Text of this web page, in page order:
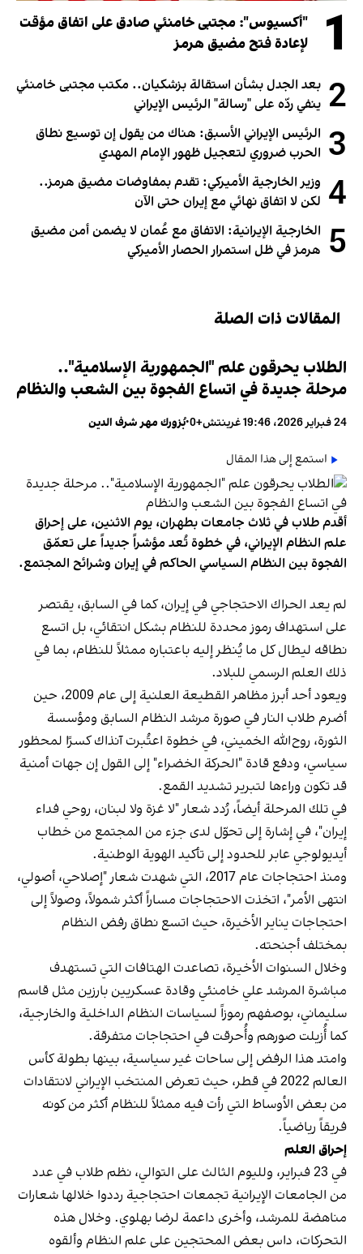
1
"أكسيوس": مجتبى خامنئي صادق على اتفاق مؤقت
لإعادة فتح مضيق هرمز
2 بعد الجدل بشأن استقالة بزشكيان.. مكتب مجتبى خامنئي
ينفي ردّه على "رسالة" الرئيس الإيراني
3 الرئيس الإيراني الأسبق: هناك من يقول إن توسيع نطاق
الحرب ضروري لتعجيل ظهور الإمام المهدي
4 وزير الخارجية الأميركي: تقدم بمفاوضات مضيق هرمز..
لكن لا اتفاق نهائي مع إيران حتى الآن
5 الخارجية الإيرانية: الاتفاق مع عُمان لا يضمن أمن مضيق
هرمز في ظل استمرار الحصار الأميركي
المقالات ذات الصلة
الطلاب يحرقون علم "الجمهورية الإسلامية"..
مرحلة جديدة في اتساع الفجوة بين الشعب والنظام
24 فبراير 2026، 19:46 غرينتش+0 •بُزورك مهر شرف الدين
استمع إلى هذا المقال
أقدم طلاب في ثلاث جامعات بطهران، يوم الاثنين، على إحراق
علم النظام الإيراني، في خطوة تُعد مؤشراً جديداً على تعمّق
الفجوة بين النظام السياسي الحاكم في إيران وشرائح المجتمع.
لم يعد الحراك الاحتجاجي في إيران، كما في السابق، يقتصر
على استهداف رموز محددة للنظام بشكل انتقائي، بل اتسع
نطاقه ليطال كل ما يُنظر إليه باعتباره ممثلاً للنظام، بما في
ذلك العلم الرسمي للبلاد.
ويعود أحد أبرز مظاهر القطيعة العلنية إلى عام 2009، حين
أضرم طلاب النار في صورة مرشد النظام السابق ومؤسسة
الثورة، روح‌الله الخميني، في خطوة اعتُبرت آنذاك كسرًا لمحظور
سياسي، ودفع قادة "الحركة الخضراء" إلى القول إن جهات أمنية
قد تكون وراءها لتبرير تشديد القمع.
في تلك المرحلة أيضاً، رُدد شعار "لا غزة ولا لبنان، روحي فداء
إيران"، في إشارة إلى تحوّل لدى جزء من المجتمع من خطاب
أيديولوجي عابر للحدود إلى تأكيد الهوية الوطنية.
ومنذ احتجاجات عام 2017، التي شهدت شعار "إصلاحي، أصولي،
انتهى الأمر"، اتخذت الاحتجاجات مساراً أكثر شمولاً، وصولاً إلى
احتجاجات يناير الأخيرة، حيث اتسع نطاق رفض النظام
بمختلف أجنحته.
وخلال السنوات الأخيرة، تصاعدت الهتافات التي تستهدف
مباشرة المرشد علي خامنئي وقادة عسكريين بارزين مثل قاسم
سليماني، بوصفهم رموزاً لسياسات النظام الداخلية والخارجية،
كما أُزيلت صورهم وأُحرقت في احتجاجات متفرقة.
وامتد هذا الرفض إلى ساحات غير سياسية، بينها بطولة كأس
العالم 2022 في قطر، حيث تعرض المنتخب الإيراني لانتقادات
من بعض الأوساط التي رأت فيه ممثلاً للنظام أكثر من كونه
فريقاً رياضياً.
إحراق العلم
في 23 فبراير، ولليوم الثالث على التوالي، نظم طلاب في عدد
من الجامعات الإيرانية تجمعات احتجاجية رددوا خلالها شعارات
مناهضة للمرشد، وأخرى داعمة لرضا بهلوي. وخلال هذه
التحركات، داس بعض المحتجين على علم النظام وألقوه